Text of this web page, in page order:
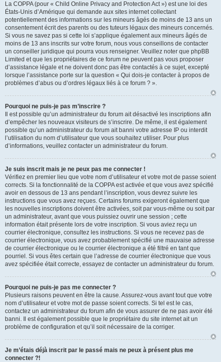
La COPPA (pour « Child Online Privacy and Protection Act ») est une loi des
États-Unis d’Amérique qui demande aux sites internet collectant
potentiellement des informations sur les mineurs âgés de moins de 13 ans un
consentement écrit des parents ou des tuteurs légaux des mineurs concernés.
Si vous ne savez pas si cette loi s’applique également aux mineurs âgés de
moins de 13 ans inscrits sur votre forum, nous vous conseillons de contacter
un conseiller juridique qui pourra vous renseigner. Veuillez noter que phpBB
Limited et que les propriétaires de ce forum ne peuvent pas vous proposer
d’assistance légale et ne doivent donc pas être contactés à ce sujet, excepté
lorsque l’assistance porte sur la question « Qui dois-je contacter à propos de
problèmes d’abus ou d’ordres légaux liés à ce forum ? ».
Pourquoi ne puis-je pas m’inscrire ?
Il est possible qu’un administrateur du forum ait désactivé les inscriptions afin
d’empêcher les nouveaux visiteurs de s’inscrire. De même, il est également
possible qu’un administrateur du forum ait banni votre adresse IP ou interdit
l’utilisation du nom d’utilisateur que vous souhaitez utiliser. Pour plus
d’informations, veuillez contacter un administrateur du forum.
Je suis inscrit mais je ne peux pas me connecter !
Vérifiez en premier lieu que votre nom d’utilisateur et votre mot de passe soient
corrects. Si la fonctionnalité de la COPPA est activée et que vous avez spécifié
avoir en dessous de 13 ans pendant l’inscription, vous devrez suivre les
instructions que vous avez reçues. Certains forums exigeront également que
les nouvelles inscriptions doivent être activées, soit par vous-même ou soit par
un administrateur, avant que vous puissiez ouvrir une session ; cette
information était présente lors de votre inscription. Si vous aviez reçu un
courrier électronique, consultez les instructions. Si vous ne recevez pas de
courrier électronique, vous avez probablement spécifié une mauvaise adresse
de courrier électronique ou le courrier électronique a été filtré en tant que
pourriel. Si vous êtes certain que l’adresse de courrier électronique que vous
avez spécifiée était correcte, essayez de contacter un administrateur du forum.
Pourquoi ne puis-je pas me connecter ?
Plusieurs raisons peuvent en être la cause. Assurez-vous avant tout que votre
nom d’utilisateur et votre mot de passe soient corrects. Si tel est le cas,
contactez un administrateur du forum afin de vous assurer de ne pas avoir été
banni. Il est également possible que le propriétaire du site internet ait un
problème de configuration et qu’il soit nécessaire de la corriger.
Je m’étais déjà inscrit par le passé mais ne peux à présent plus me
connecter ?!